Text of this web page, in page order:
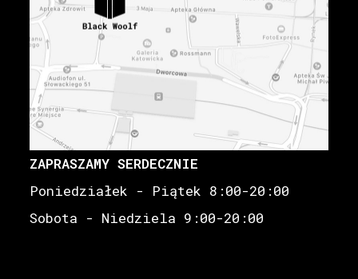
ZAPRASZAMY SERDECZNIE
Poniedziałek - Piątek 8:00-20:00
Sobota - Niedziela 9:00-20:00